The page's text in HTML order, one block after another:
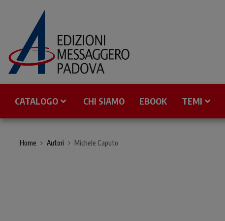
CATALOGO CHI SIAMO EBOOK TEMI
Home Autori Michele Caputo